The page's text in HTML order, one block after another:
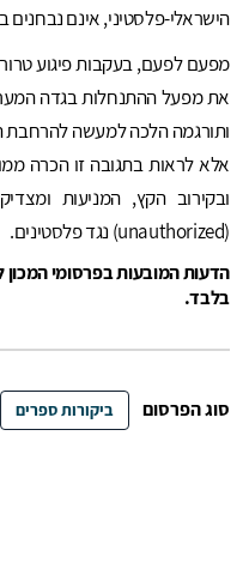
הישראלי-פלסטיני, אינם
מפעם לפעם, בעקבות פיגוע
את מפעל ההתנחלות בגדה
ותורגמה הלכה למעשה להרחבת
אלא לראות בתגובה זו הכרה
ובקירוב הקץ, המניעות
(unauthorized) נגד פלסטינים.
הדעות המובעות בפרסומי המכון
בלבד.
סוג הפרסום ביקורות ספרים